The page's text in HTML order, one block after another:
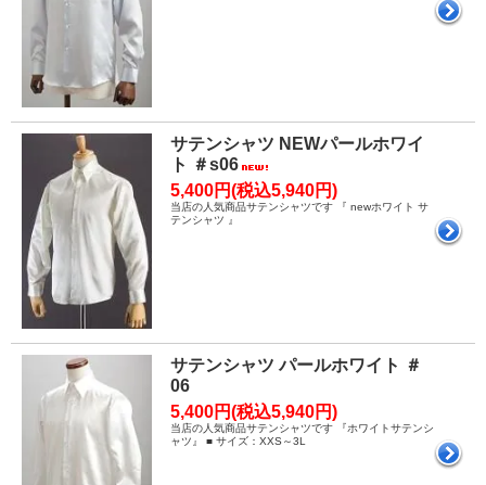
サテンシャツ NEWパールホワイ
ト ＃s06
5,400円(税込5,940円)
当店の人気商品サテンシャツです 『 newホワイト サ
テンシャツ 』
サテンシャツ パールホワイト ＃
06
5,400円(税込5,940円)
当店の人気商品サテンシャツです 『ホワイトサテンシ
ャツ』 ■ サイズ：XXS～3L